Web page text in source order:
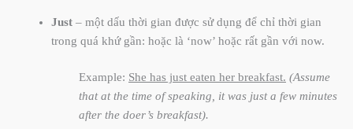
Just – một dấu thời gian được sử dụng để chỉ thời gian
trong quá khứ gần: hoặc là ‘now’ hoặc rất gần với now.
Example: She has just eaten her breakfast. (Assume
that at the time of speaking, it was just a few minutes
after the doer’s breakfast).